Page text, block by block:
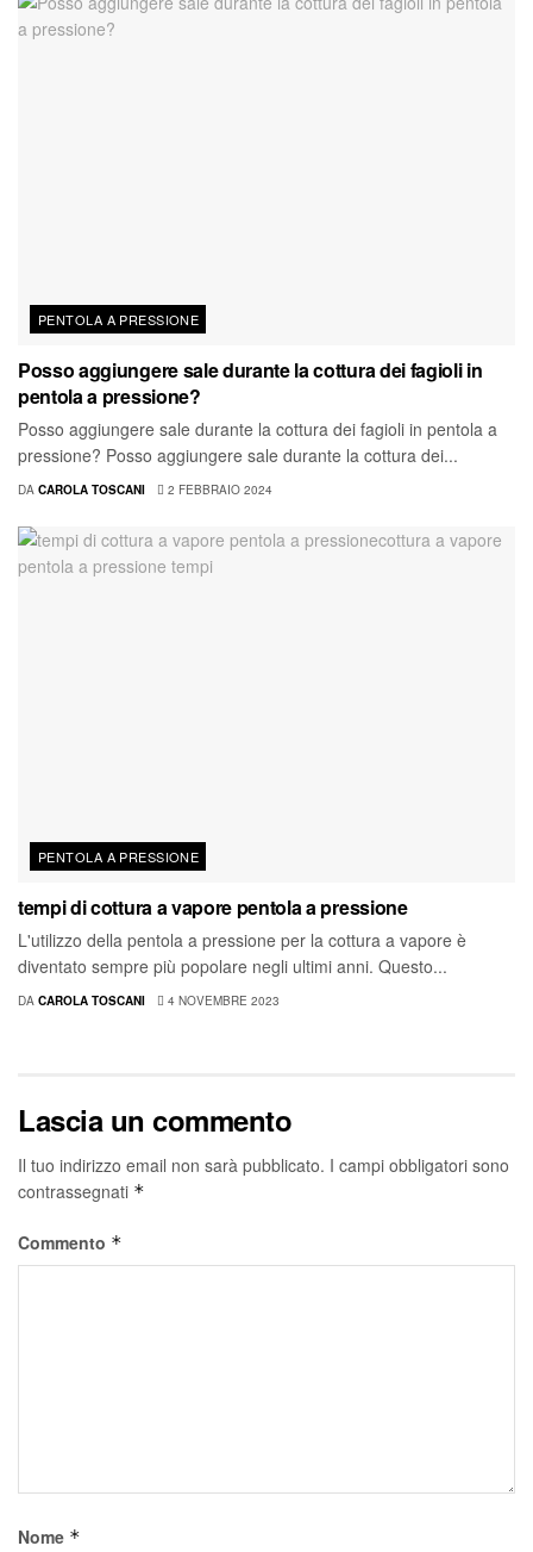
PENTOLA A PRESSIONE
Posso aggiungere sale durante la cottura dei fagioli in
pentola a pressione?
Posso aggiungere sale durante la cottura dei fagioli in pentola a
pressione? Posso aggiungere sale durante la cottura dei...
DA CAROLA TOSCANI 2 FEBBRAIO 2024
PENTOLA A PRESSIONE
tempi di cottura a vapore pentola a pressione
L'utilizzo della pentola a pressione per la cottura a vapore è
diventato sempre più popolare negli ultimi anni. Questo...
DA CAROLA TOSCANI 4 NOVEMBRE 2023
Lascia un commento
Il tuo indirizzo email non sarà pubblicato. I campi obbligatori sono
contrassegnati *
Commento *
Nome *